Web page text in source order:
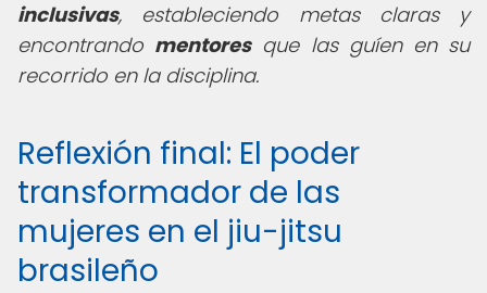
inclusivas, estableciendo metas claras y
encontrando mentoresque las guíen en su
recorrido en la disciplina.
Reflexión final: El poder
transformador de las
mujeres en el jiu-jitsu
brasileño